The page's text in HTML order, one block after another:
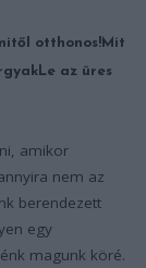
otthonos!Mit
Le az üres
amikor
nem az
berendezett
egy
magunk köré.